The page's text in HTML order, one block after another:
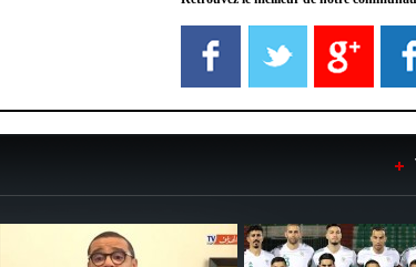
Liverpool mis en
propriétaire
Le Barça savoure
place et chambre
de matchs"